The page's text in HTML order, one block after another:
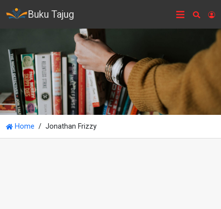
Buku Tajug
Home Jonathan Frizzy